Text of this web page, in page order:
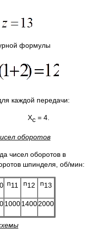
формулы
каждой передачи:
Xc = 4.
оборотов
чисел оборотов в
шпинделя, об/мин:
n11 n12 n13
100014002000